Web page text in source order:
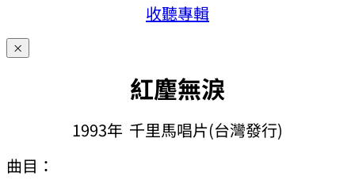
收聽專輯
×
紅麈無淚
1993年 千里馬唱片(台灣發行)
曲目：